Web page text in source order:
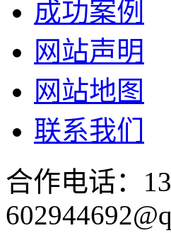
成功案例
网站声明
网站地图
联系我们
合作电话：